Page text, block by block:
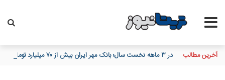
آخرین مطالب در ۳ ماهه نخست سال؛ بانک مهر ایران بیش از ۷۰ میلیارد تومان به برنامه‌های مسئولیت اجتماعی اختصاص داد